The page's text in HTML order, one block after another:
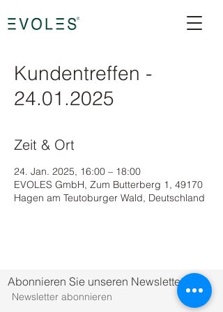
Kundentreffen -
24.01.2025
Zeit & Ort
24. Jan. 2025, 16:00 – 18:00
EVOLES GmbH, Zum Butterberg 1, 49170
Hagen am Teutoburger Wald, Deutschland
Abonnieren Sie unseren Newsletter.
Newsletter abonnieren